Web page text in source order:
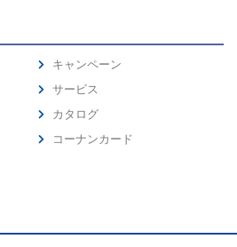
キャンペーン
サービス
カタログ
コーナンカード